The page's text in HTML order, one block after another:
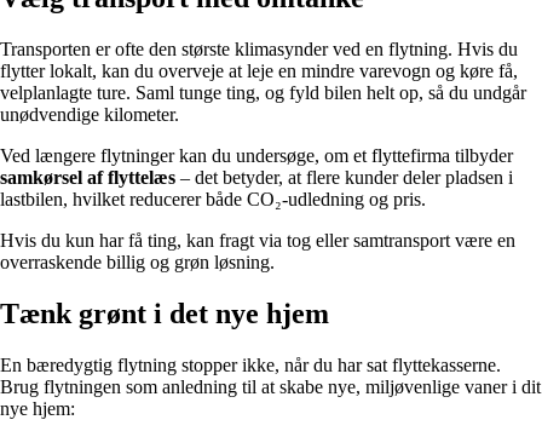
Transporten er ofte den største klimasynder ved en flytning. Hvis du
flytter lokalt, kan du overveje at leje en mindre varevogn og køre få,
velplanlagte ture. Saml tunge ting, og fyld bilen helt op, så du undgår
unødvendige kilometer.
Ved længere flytninger kan du undersøge, om et flyttefirma tilbyder
samkørsel af flyttelæs – det betyder, at flere kunder deler pladsen i
lastbilen, hvilket reducerer både CO₂-udledning og pris.
Hvis du kun har få ting, kan fragt via tog eller samtransport være en
overraskende billig og grøn løsning.
Tænk grønt i det nye hjem
En bæredygtig flytning stopper ikke, når du har sat flyttekasserne.
Brug flytningen som anledning til at skabe nye, miljøvenlige vaner i dit
nye hjem: